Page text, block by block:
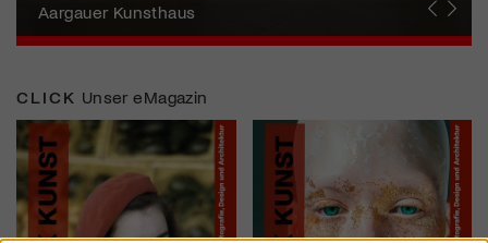
Künstlerin
Aargauer Kunsthaus
Gewerbemuseum Winterthur
Liste Art Fair Basel
Bündner Kunstmuseum
Künstler:innen Portraits
Junge Schweizer Kunst
Vögele Kultur Zentrum
Nidwaldner Museum
Haus für Kunst Uri
CLICK Unser eMagazin